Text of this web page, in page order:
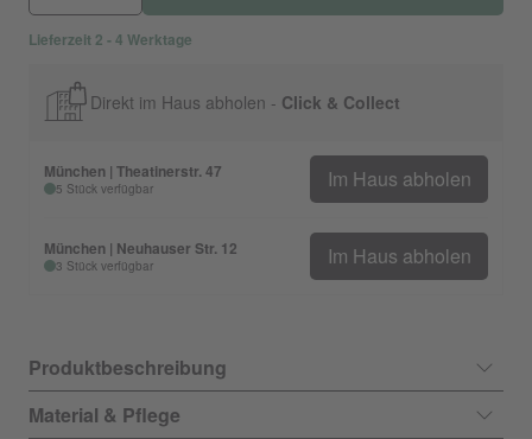
Lieferzeit 2 - 4 Werktage
Direkt im Haus abholen - Click & Collect
München | Theatinerstr. 47
5 Stück verfügbar Im Haus abholen
München | Neuhauser Str. 12
3 Stück verfügbar Im Haus abholen
Produktbeschreibung
Material & Pflege